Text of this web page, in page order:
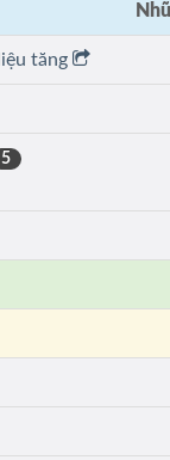
tăng
5